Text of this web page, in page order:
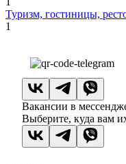
Туризм, гостиницы,
1
Вакансии в
Выберите, куда вам